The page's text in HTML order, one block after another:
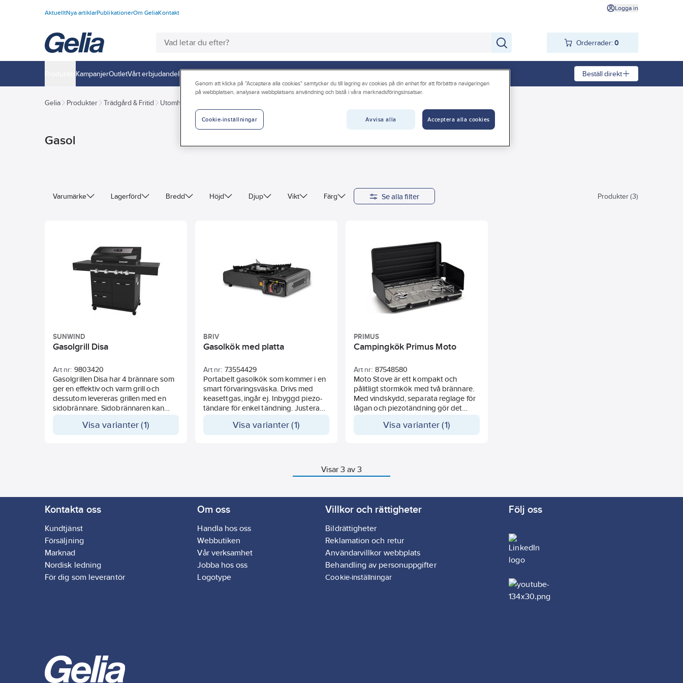
AktuelltNya artiklarPublikationerOm GeliaKontakt
Logga in
Orderrader: 0
KampanjerOutletVårt erbjudandeInteriör Beställ direkt
Gelia Produkter Trädgård & Fritid Utomhusmatlagning
Gasol
Varumärke Lagerförd Bredd Höjd Djup Vikt Färg Se alla filter Produkter (3)
SUNWIND
Gasolgrill Disa
Art nr: 9803420
Gasolgrillen Disa har 4 brännare som
ger en effektiv och varm grill och
dessutom levereras grillen med en
sidobrännare. Sidobrännaren kan
potatis eller för att hålla varma såser i
enkelt byter ut mot andra produkter
tex gjutjärnspanna, grillplatta eller
stekpanna. Grillens lock har ett
praktiskt fönster i glas så att du
enkelt kan följa och säkerställa ett
perfekt grillresultat utan att behöva
öppna locket och släppa ut värmen
varje gång du vill ta en titt.
Gasolregulatorset och gasolflaska
Visa varianter (1)
BRIV
Gasolkök med platta
Art nr: 73554429
Portabelt gasolkök som kommer i en
smart förvaringsväska. Drivs med
keasettgas, ingår ej. Inbyggd piezo-
tändare för enkel tändning. Justera
Visa varianter (1)
PRIMUS
Campingkök Primus Moto
Art nr: 87548580
Moto Stove är ett kompakt och
pålitligt stormkök med två brännare.
Med vindskydd, separata reglage för
lågan och piezotändning gör det
Moto Stove är utrustat med två
piezotändare samt bärhandtag.
Anslut gas och du är redo att laga
packas smidigt. Den pulverlackerade
stålkroppen ger hållbarhet, och ytor i
rostfritt stål och nickel-krom förenklar
när ska torkas rent. Moto Stove
används med gasbehållare med
Lindalventil. Gas ingår ej – använd tex
Primus Power Gas, Summer Gas eller
Winter Gas.
Visa varianter (1)
Visar 3 av 3
Kontakta oss
Kundtjänst
Försäljning
Marknad
Nordisk ledning
För dig som leverantör
Om oss
Handla hos oss
Webbutiken
Vår verksamhet
Jobba hos oss
Logotype
Villkor och rättigheter
Bildrättigheter
Reklamation och retur
Användarvillkor webbplats
Behandling av personuppgifter
Cookie-inställningar
Följ oss
Genom att klicka på "Acceptera alla cookies" samtycker du till lagring av cookies på din enhet för att förbättra navigeringen
på webbplatsen, analysera webbplatsens användning och bistå i våra marknadsföringsinsatser.
Avvisa alla Acceptera alla cookies
Cookie-inställningar